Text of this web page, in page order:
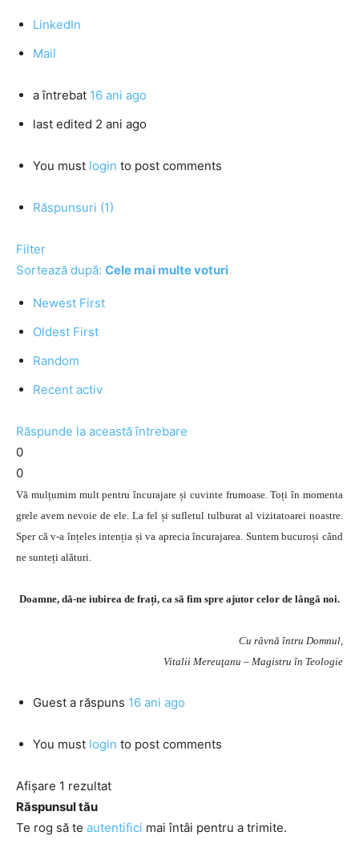
LinkedIn
Mail
a întrebat 16 ani ago
last edited 2 ani ago
You must login to post comments
Răspunsuri (1)
Filter
Sortează după: Cele mai multe voturi
Newest First
Oldest First
Random
Recent activ
Răspunde la această întrebare
0
0
Vă mulțumim mult pentru încurajare și cuvinte frumoase. Toți în momenta
grele avem nevoie de ele. La fel și sufletul tulburat al vizitatoarei noastre.
Sper că v-a înțeles intenția și va aprecia încurajarea. Suntem bucuroși când
ne sunteți alături.
Doamne, dă-ne iubirea de frați, ca să fim spre ajutor celor de lângă noi.
Cu râvnă întru Domnul,
Vitalii Mereuţanu – Magistru în Teologie
Guest a răspuns 16 ani ago
You must login to post comments
Afișare 1 rezultat
Răspunsul tău
Te rog să te autentifici mai întâi pentru a trimite.